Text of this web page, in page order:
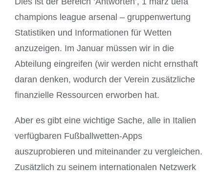
champions league arsenal – gruppenwertung
Statistiken und Informationen für Wetten
anzuzeigen. Im Januar müssen wir in die
Abteilung eingreifen (wir werden nicht ernsthaft
daran denken, wodurch der Verein zusätzliche
finanzielle Ressourcen erworben hat.
Aber es gibt eine wichtige Sache, alle in Italien
verfügbaren Fußballwetten-Apps
auszuprobieren und miteinander zu vergleichen.
Zusätzlich zu seinem internationalen Netzwerk